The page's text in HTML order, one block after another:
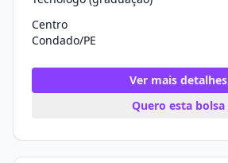
Centro
Condado/PE
Ver mais detalhes
Quero esta bolsa